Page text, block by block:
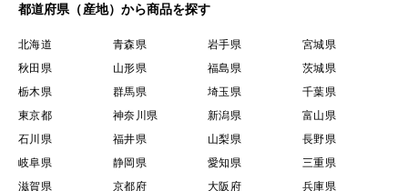
都道府県（産地）から商品を探す
北海道 青森県 岩手県
宮城県
秋田県
山形県 福島県
茨城県
栃木県
群馬県 埼玉県
千葉県
東京都
神奈川県 新潟県
富山県
石川県
福井県 山梨県
長野県
岐阜県
静岡県 愛知県
三重県
滋賀県
京都府 大阪府 兵庫県